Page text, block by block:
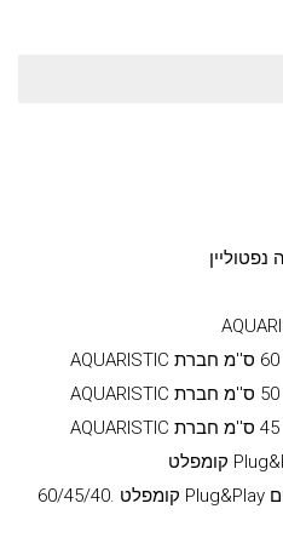
אקווריום מים מלוחים Plug&Play קומפלט .60/45/40